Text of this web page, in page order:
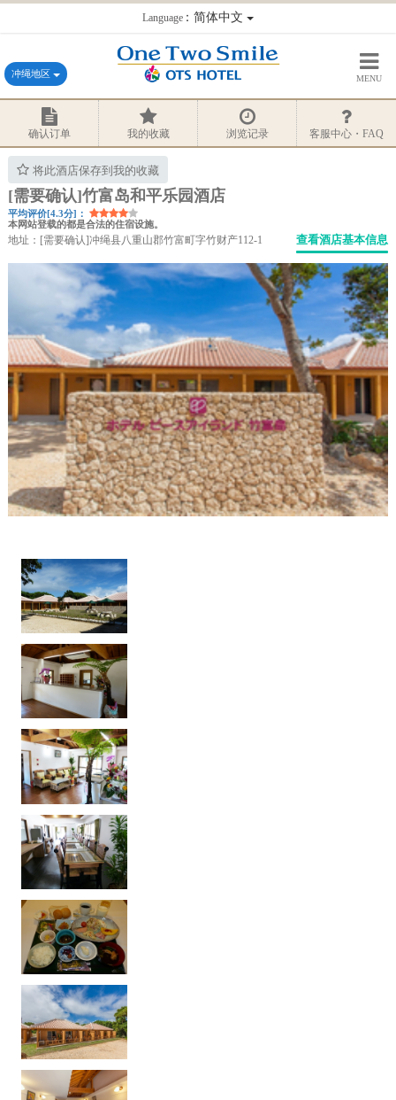
Language：简体中文
冲绳地区 MENU
确认订单 我的收藏 浏览记录 客服中心・FAQ
将此酒店保存到我的收藏
[需要确认]竹富岛和平乐园酒店
平均评价[4.3分]：
本网站登载的都是合法的住宿设施。
地址：[需要确认]冲绳县八重山郡竹富町字竹财产112-1 查看酒店基本信息